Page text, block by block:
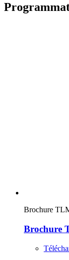
Brochure
Brochure